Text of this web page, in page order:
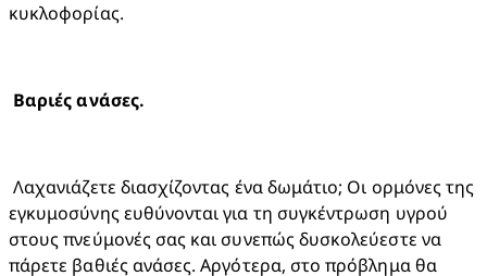
κυκλοφορίας.
Λαχανιάζετε διασχίζοντας ένα δωμάτιο; Οι ορμόνες της
εγκυμοσύνης ευθύνονται για τη συγκέντρωση υγρού
στους πνεύμονές σας και συνεπώς δυσκολεύεστε να
πάρετε βαθιές ανάσες. Αργότερα, στο πρόβλημα θα